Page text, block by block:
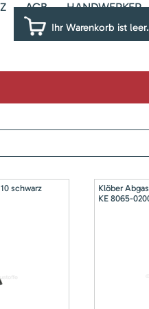
AGB HANDWERKER
Ihr Warenkorb ist leer.
schwarz
Klöber
KE 8065-